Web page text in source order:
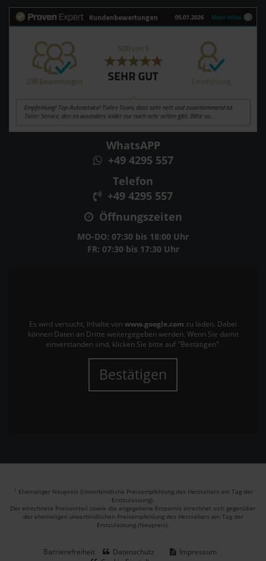
WhatsAPP
+49 4295 557
Telefon
+49 4295 557
Öffnungszeiten
MO-DO: 07:30 bis 18:00 Uhr
FR: 07:30 bis 17:30 Uhr
Es wird versucht, Inhalte von www.google.com zu laden. Dabei
können Daten an Dritte weitergegeben werden. Wenn Sie damit
einverstanden sind, klicken Sie bitte auf "Bestätigen".
Bestätigen
1 Ehemaliger Neupreis (Unverbindliche Preisempfehlung des Herstellers am Tag der
Erstzulassung).
Der errechnete Preisvorteil sowie die angegebene Ersparnis errechnet sich gegenüber
der ehemaligen unverbindlichen Preisempfehlung des Herstellers am Tag der
Erstzulassung (Neupreis).
Barrierefreiheit Datenschutz
Impressum